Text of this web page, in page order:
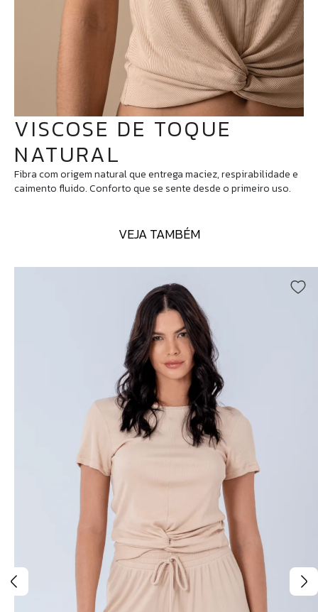
VISCOSE DE TOQUE
NATURAL
Fibra com origem natural que entrega maciez, respirabilidade e
caimento fluido. Conforto que se sente desde o primeiro uso.
VEJA TAMBÉM